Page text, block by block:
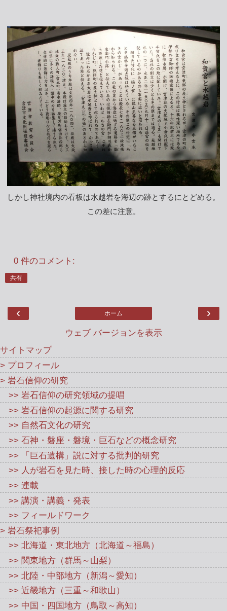
しかし神社境内の看板は水越岩を海辺の跡とするにとどめる。
この差に注意。
0 件のコメント:
共有
‹ ›
ホーム
ウェブ バージョンを表示
サイトマップ
> プロフィール
> 岩石信仰の研究
>> 岩石信仰の研究領域の提唱
>> 岩石信仰の起源に関する研究
>> 自然石文化の研究
>> 石神・磐座・磐境・巨石などの概念研究
>> 「巨石遺構」説に対する批判的研究
>> 人が岩石を見た時、接した時の心理的反応
>> 連載
>> 講演・講義・発表
>> フィールドワーク
> 岩石祭祀事例
>> 北海道・東北地方（北海道～福島）
>> 関東地方（群馬～山梨）
>> 北陸・中部地方（新潟～愛知）
>> 近畿地方（三重～和歌山）
>> 中国・四国地方（鳥取～高知）